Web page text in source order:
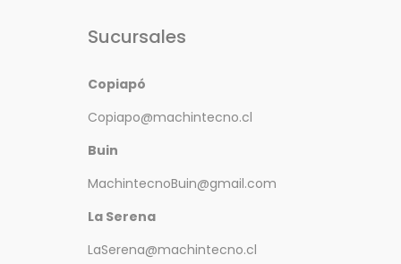
Sucursales
Copiapó
Copiapo@machintecno.cl
Buin
MachintecnoBuin@gmail.com
La Serena
LaSerena@machintecno.cl